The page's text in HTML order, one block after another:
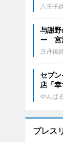
八王子
与謝
ー 宮
京丹後
セブ
店「
やんば
プレス